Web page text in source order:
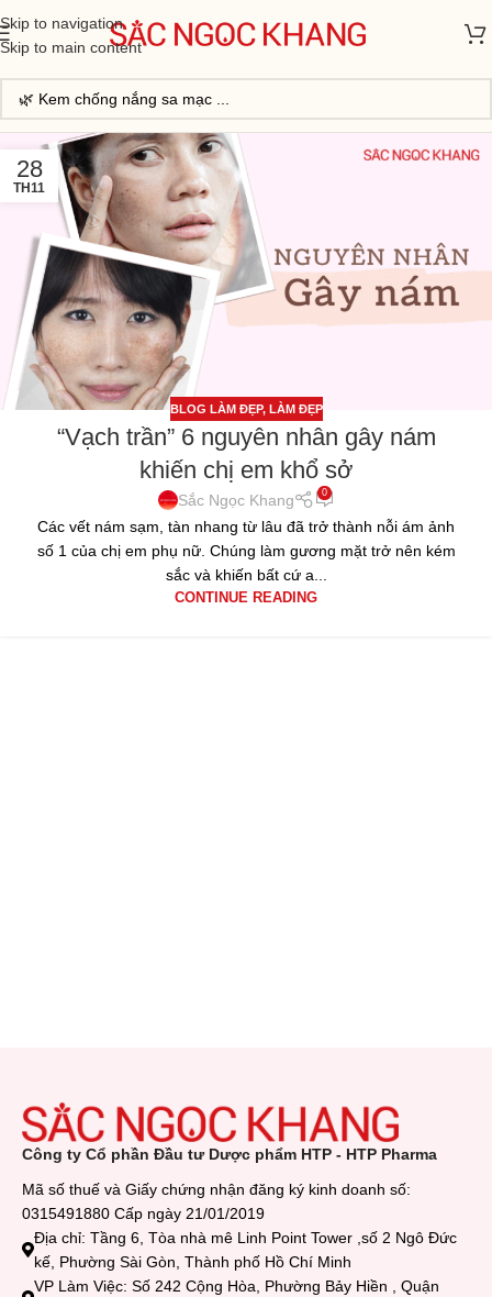
Skip to navigation
Skip to main content
28
TH11
BLOG LÀM ĐẸP, LÀM ĐẸP
“Vạch trần” 6 nguyên nhân gây nám
khiến chị em khổ sở
Sắc Ngọc Khang 0
Các vết nám sạm, tàn nhang từ lâu đã trở thành nỗi ám ảnh
số 1 của chị em phụ nữ. Chúng làm gương mặt trở nên kém
sắc và khiến bất cứ a...
CONTINUE READING
Công ty Cổ phần Đầu tư Dược phẩm HTP - HTP Pharma
Mã số thuế và Giấy chứng nhận đăng ký kinh doanh số:
0315491880 Cấp ngày 21/01/2019
Địa chỉ: Tầng 6, Tòa nhà mê Linh Point Tower ,số 2 Ngô Đức
kế, Phường Sài Gòn, Thành phố Hồ Chí Minh
VP Làm Việc: Số 242 Cộng Hòa, Phường Bảy Hiền , Quận